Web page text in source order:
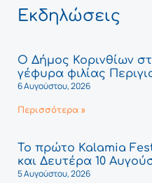
Εκδηλώσεις
Ο Δήμος Κορινθίων
γέφυρα φιλίας
6 Αυγούστου, 2026
Περισσότερα »
Το πρώτο Kalamia
και Δευτέρα 10
5 Αυγούστου, 2026